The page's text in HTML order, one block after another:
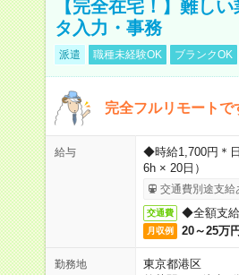
【完全在宅！】難し
タ入力・事務
派遣 職種未経験OK ブランクOK
完全フルリモートで
給与
◆時給1,700円＊
6h × 20日）
交通費別途支給
交通費 ◆全額支
月収例 20～25万円
勤務地
東京都港区